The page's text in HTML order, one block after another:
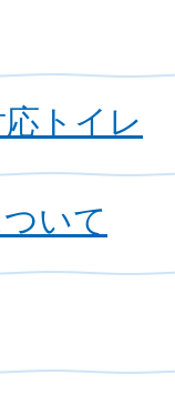
トイレ
いて